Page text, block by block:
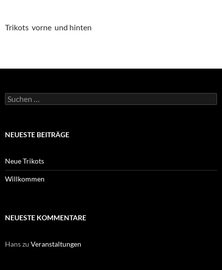
Trikots vorne und hinten
Suchen
nach:
NEUESTE BEITRÄGE
Neue Trikots
Willkommen
NEUESTE KOMMENTARE
Hanszu Veranstaltungen